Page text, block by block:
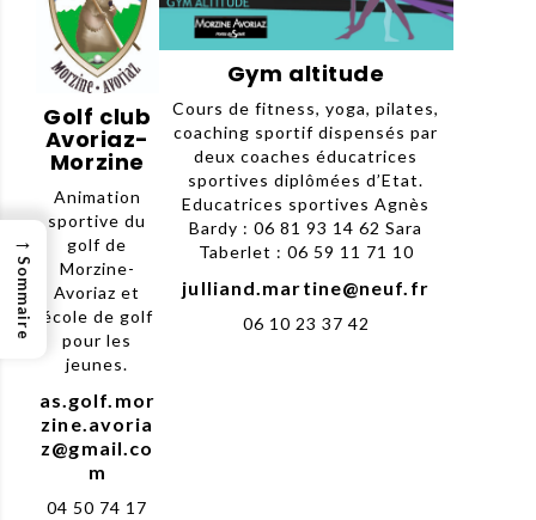
Golf club
Avoriaz-
Morzine
Animation
sportive du
golf de
Morzine-
Avoriaz et
école de golf
pour les
jeunes.
as.golf.mor
zine.avoria
z@gmail.co
m
04 50 74 17
Gym altitude
Cours de fitness, yoga, pilates,
coaching sportif dispensés par
deux coaches éducatrices
sportives diplômées d’Etat.
Educatrices sportives Agnès
Bardy : 06 81 93 14 62 Sara
Taberlet : 06 59 11 71 10
julliand.martine@neuf.fr
06 10 23 37 42
→
Sommaire